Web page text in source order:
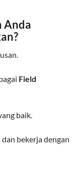
Anda
Field
baik.
bekerja dengan